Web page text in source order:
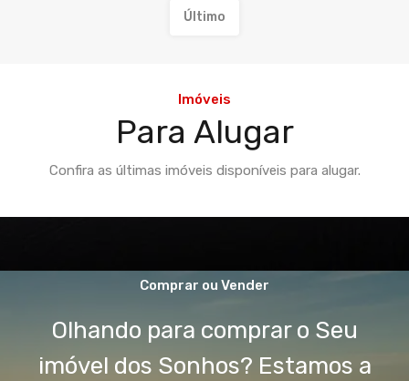
Último
Imóveis
Para Alugar
Confira as últimas imóveis disponíveis para alugar.
Comprar ou Vender
Olhando para comprar o Seu
imóvel dos Sonhos? Estamos a